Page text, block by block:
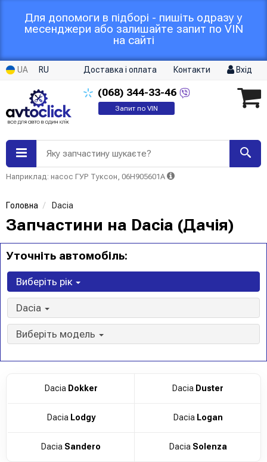
Для допомоги в підборі - пишіть одразу у
месенджери або залишайте запит по VIN
на сайті
UA RU Доставка і оплата Контакти Вхід
(068) 344-33-46
Запит по VIN
Яку запчастину шукаєте?
Наприклад: насос ГУР Туксон, 06H905601A
Головна Dacia
Запчастини на Dacia (Дачія)
Уточніть автомобіль:
Виберіть рік
Dacia
Виберіть модель
Dacia Dokker Dacia Duster
Dacia Lodgy Dacia Logan
Dacia Sandero Dacia Solenza